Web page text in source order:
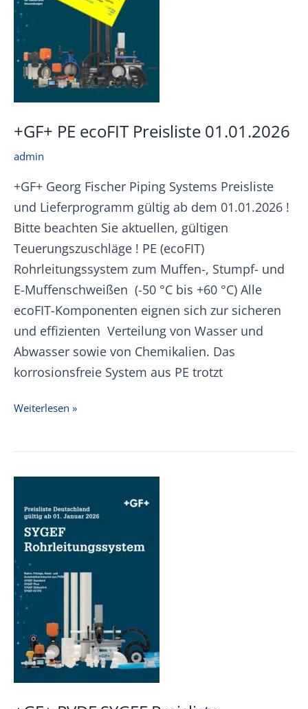
+GF+ PE ecoFIT Preisliste 01.01.2026
admin
+GF+ Georg Fischer Piping Systems Preisliste
und Lieferprogramm gültig ab dem 01.01.2026 !
Bitte beachten Sie aktuellen, gültigen
Teuerungszuschläge ! PE (ecoFIT)
Rohrleitungssystem zum Muffen-, Stumpf- und
E-Muffenschweißen (-50 °C bis +60 °C) Alle
ecoFIT-Komponenten eignen sich zur sicheren
und effizienten Verteilung von Wasser und
Abwasser sowie von Chemikalien. Das
korrosionsfreie System aus PE trotzt
+GF+
ecoFIT
Weiterlesen »